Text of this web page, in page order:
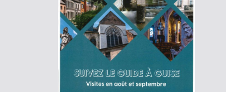
septembre
2024